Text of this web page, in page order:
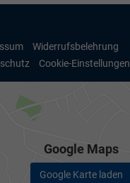
Widerrufsbelehrung
Cookie-Einstellungen
Google Maps
Google Karte laden